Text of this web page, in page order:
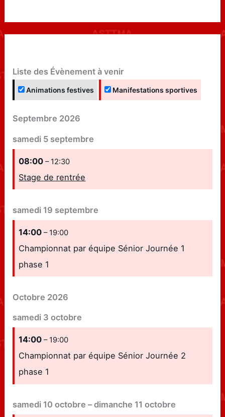
Liste des Évènement à venir
Animations festives Manifestations sportives
Septembre 2026
samedi 5 septembre
08:00– 12:30
Stage de rentrée
samedi 19 septembre
14:00– 19:00
Championnat par équipe Sénior Journée 1
phase 1
Octobre 2026
samedi 3 octobre
14:00– 19:00
Championnat par équipe Sénior Journée 2
phase 1
samedi 10 octobre –dimanche 11 octobre